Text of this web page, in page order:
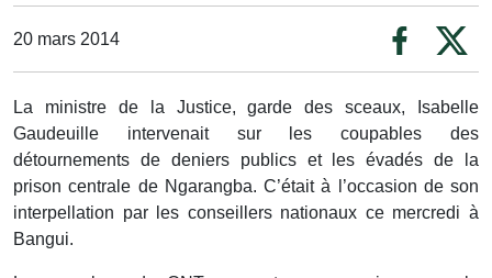
20 mars 2014
La ministre de la Justice, garde des sceaux, Isabelle
Gaudeuille intervenait sur les coupables des
détournements de deniers publics et les évadés de la
prison centrale de Ngarangba. C’était à l’occasion de son
interpellation par les conseillers nationaux ce mercredi à
Bangui.